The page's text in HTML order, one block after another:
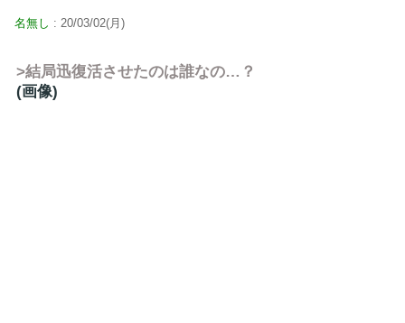
名無し : 20/03/02(月)
>結局迅復活させたのは誰なの…？
(画像)